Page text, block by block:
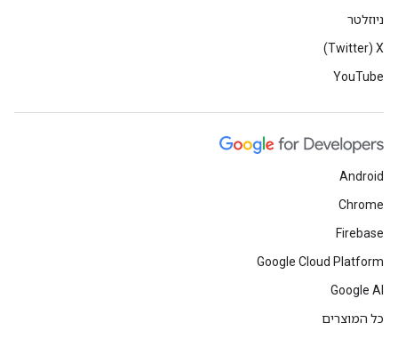
ניוזלטר
X‏ (Twitter)
YouTube
Android
Chrome
Firebase
Google Cloud Platform
Google AI
כל המוצרים